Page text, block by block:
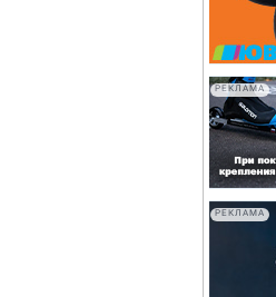
РЕКЛАМА
РЕКЛАМА